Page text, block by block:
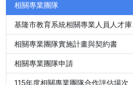
相關專業團隊
基隆市教育系統相關專業人員人才庫
相關專業團隊實施計畫與契約書
相關專業團隊申請
115年度相關專業團隊合作評估場次